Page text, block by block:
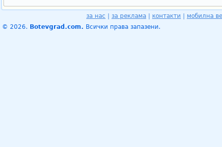
за нас за реклама контакти
мобилна
© 2026. Botevgrad.com. Всички права запазени.